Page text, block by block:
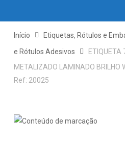
Início Etiquetas, Rótulos e
e Rótulos Adesivos
ETIQUETA
METALIZADO LAMINADO BRILHO
Ref: 20025